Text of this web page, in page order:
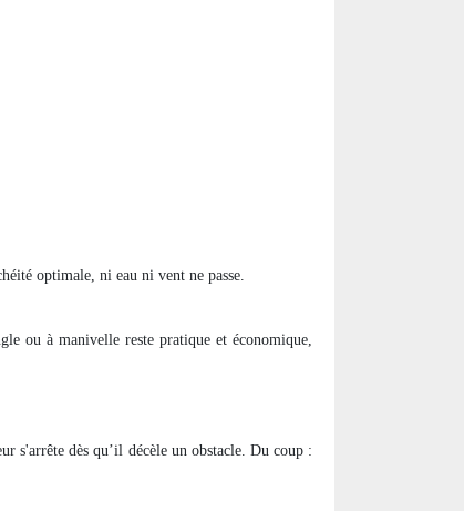
optimale, ni eau ni vent ne passe.
ou à manivelle reste pratique et économique,
s'arrête dès qu’il décèle un obstacle. Du coup :